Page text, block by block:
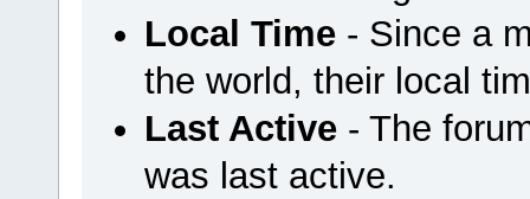
Local Time- Since a
the world, their local
Last Active- The
was last active.